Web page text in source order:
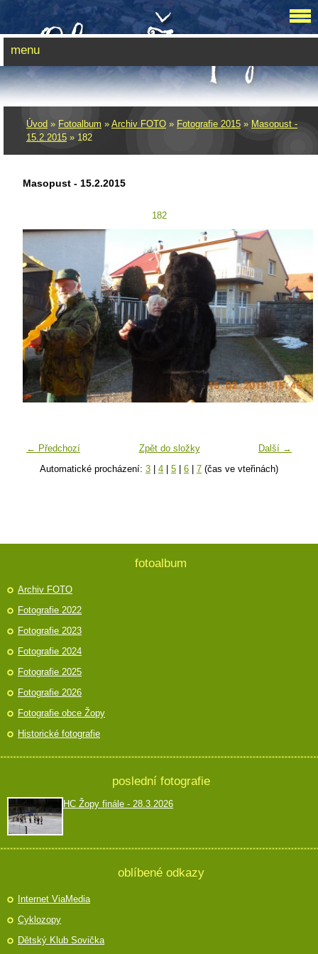
Úvod » Fotoalbum » Archiv FOTO » Fotografie 2015 » Masopust -
15.2.2015 » 182
Masopust - 15.2.2015
182
← Předchozí Další →
Zpět do složky
Automatické procházení: 3 4 5 6 7 (čas ve vteřinách)
menu
fotoalbum
Archiv FOTO
Fotografie 2022
Fotografie 2023
Fotografie 2024
Fotografie 2025
Fotografie 2026
Fotografie obce Žopy
Historické fotografie
poslední fotografie
HC Žopy finále - 28.3.2026
oblíbené odkazy
Internet ViaMedia
Cyklozopy
Dětský Klub Sovička